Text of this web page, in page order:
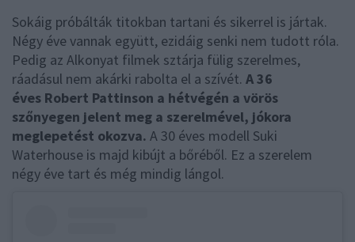
Sokáig próbálták titokban tartani és sikerrel is jártak.
Négy éve vannak együtt, ezidáig senki nem tudott róla.
Pedig az Alkonyat filmek sztárja fülig szerelmes,
ráadásul nem akárki rabolta el a szívét. A 36
éves Robert Pattinson a hétvégén a vörös
szőnyegen jelent meg a szerelmével, jókora
meglepetést okozva. A 30 éves modell Suki
Waterhouse is majd kibújt a bőréből. Ez a szerelem
négy éve tart és még mindig lángol.